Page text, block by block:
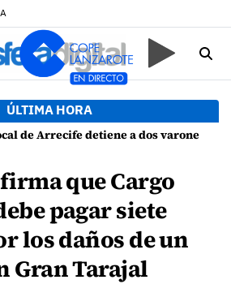
ÚLTIMA HORA
detiene a dos varones por altercado y amenazas con arma blanca
que Cargo
pagar siete
los daños de un
Gran Tarajal